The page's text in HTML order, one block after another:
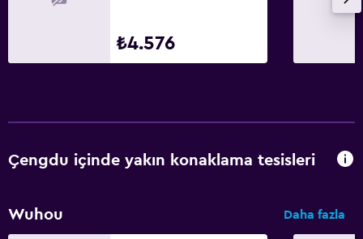
₺4.576
Çengdu içinde yakın konaklama tesisleri
Wuhou Daha fazla